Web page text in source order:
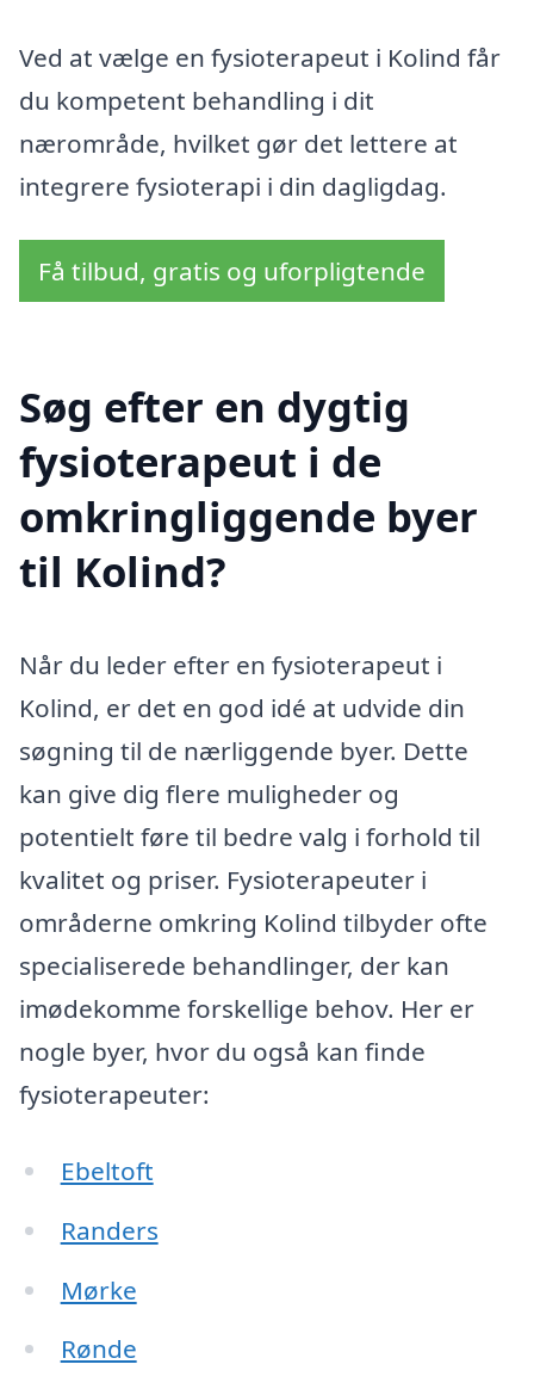
Ved at vælge en fysioterapeut i Kolind får
du kompetent behandling i dit
nærområde, hvilket gør det lettere at
integrere fysioterapi i din dagligdag.
Få tilbud, gratis og uforpligtende
Søg efter en dygtig
fysioterapeut i de
omkringliggende byer
til Kolind?
Når du leder efter en fysioterapeut i
Kolind, er det en god idé at udvide din
søgning til de nærliggende byer. Dette
kan give dig flere muligheder og
potentielt føre til bedre valg i forhold til
kvalitet og priser. Fysioterapeuter i
områderne omkring Kolind tilbyder ofte
specialiserede behandlinger, der kan
imødekomme forskellige behov. Her er
nogle byer, hvor du også kan finde
fysioterapeuter:
Ebeltoft
Randers
Mørke
Rønde